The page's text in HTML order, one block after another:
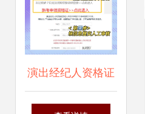
演出经纪人资格证
继续教育全攻略